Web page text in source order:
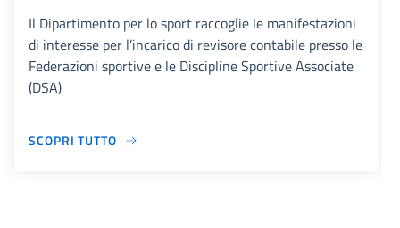
Il Dipartimento per lo sport raccoglie le manifestazioni
di interesse per l’incarico di revisore contabile presso le
Federazioni sportive e le Discipline Sportive Associate
(DSA)
SCOPRI TUTTO